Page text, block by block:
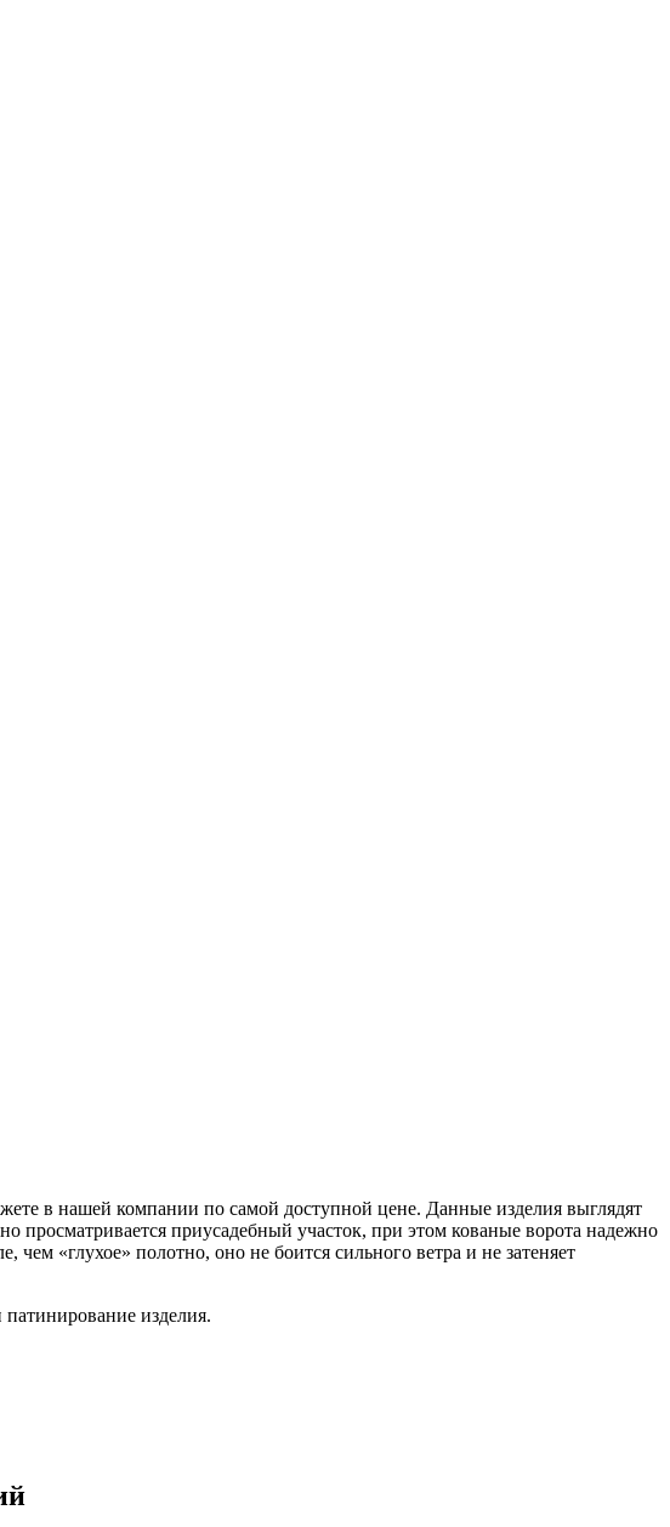
в нашей компании по самой доступной цене. Данные изделия выглядят
просматривается приусадебный участок, при этом кованые ворота надежно
«глухое» полотно, оно не боится сильного ветра и не затеняет
изделия.